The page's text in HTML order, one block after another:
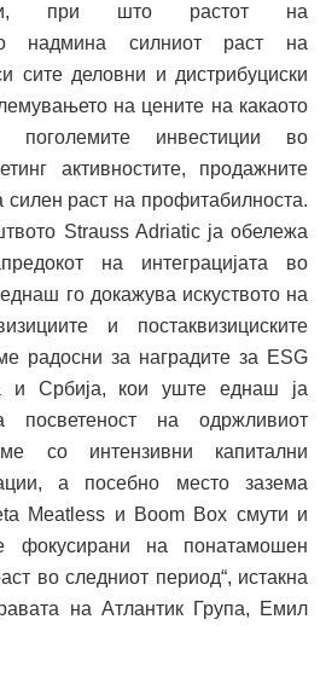
при што растот на
надмина силниот раст на
сите деловни и дистрибуциски
на цените на какаото
инвестиции во
активностите, продажните
силен раст на профитабилноста.
Strauss Adriatic ја обележа
на интеграцијата во
го докажува искуството на
и постаквизициските
радосни за наградите за ESG
и Србија, кои уште еднаш ја
посветеност на одржливиот
со интензивни капитални
а посебно место зазема
Meatless и Boom Box смути и
фокусирани на понатамошен
во следниот период“, истакна
на Атлантик Група, Емил